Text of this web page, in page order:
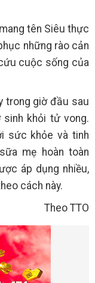
tên Siêu thực
những rào cản
cuộc sống của
trong giờ đầu sau
khỏi tử vong.
sức khỏe và tinh
mẹ hoàn toàn
áp dụng nhiều,
cách này.
Theo TTO